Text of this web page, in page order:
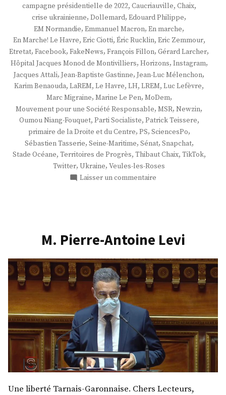
campagne présidentielle de 2022, Caucriauville, Chaix,
crise ukrainienne, Dollemard, Edouard Philippe,
EM Normandie, Emmanuel Macron, En marche,
En Marche! Le Havre, Eric Ciotti, Éric Rucklin, Eric Zemmour,
Etretat, Facebook, FakeNews, François Fillon, Gérard Larcher,
Hôpital Jacques Monod de Montivilliers, Horizons, Instagram,
Jacques Attali, Jean-Baptiste Gastinne, Jean-Luc Mélenchon,
Karim Benaouda, LaREM, Le Havre, LH, LREM, Luc Lefèvre,
Marc Migraine, Marine Le Pen, MoDem,
Mouvement pour une Société Responsable, MSR, Newzin,
Oumou Niang-Fouquet, Parti Socialiste, Patrick Teissere,
primaire de la Droite et du Centre, PS, SciencesPo,
Sébastien Tasserie, Seine-Maritime, Sénat, Snapchat,
Stade Océane, Territoires de Progrès, Thibaut Chaix, TikTok,
Twitter, Ukraine, Veules-les-Roses
Laisser un commentaire
M. Pierre-Antoine Levi
Une liberté Tarnais-Garonnaise. Chers Lecteurs,